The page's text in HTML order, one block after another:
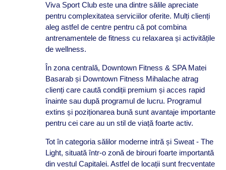
Viva Sport Club este una dintre sălile apreciate
pentru complexitatea serviciilor oferite. Mulți clienți
aleg astfel de centre pentru că pot combina
antrenamentele de fitness cu relaxarea și activitățile
de wellness.
În zona centrală, Downtown Fitness & SPA Matei
Basarab și Downtown Fitness Mihalache atrag
clienți care caută condiții premium și acces rapid
înainte sau după programul de lucru. Programul
extins și poziționarea bună sunt avantaje importante
pentru cei care au un stil de viață foarte activ.
Tot în categoria sălilor moderne intră și Sweat - The
Light, situată într-o zonă de birouri foarte importantă
din vestul Capitalei. Astfel de locații sunt frecventate